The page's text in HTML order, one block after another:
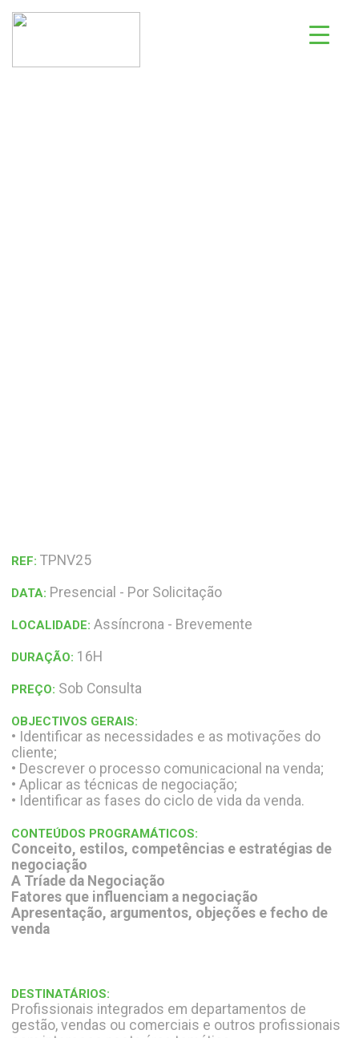
REF:TPNV25
DATA: Presencial - Por Solicitação
LOCALIDADE:Assíncrona - Brevemente
DURAÇÃO: 16H
PREÇO: Sob Consulta
OBJECTIVOS GERAIS:
• Identificar as necessidades e as motivações do
cliente;
• Descrever o processo comunicacional na venda;
• Aplicar as técnicas de negociação;
• Identificar as fases do ciclo de vida da venda.
CONTEÚDOS PROGRAMÁTICOS:
Conceito, estilos, competências e estratégias de
negociação
A Tríade da Negociação
Fatores que influenciam a negociação
Apresentação, argumentos, objeções e fecho de
venda
DESTINATÁRIOS:
Profissionais integrados em departamentos de
gestão, vendas ou comerciais e outros profissionais